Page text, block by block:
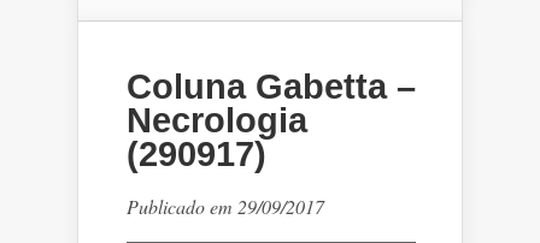
Coluna Gabetta –
Necrologia
(290917)
Publicado em 29/09/2017